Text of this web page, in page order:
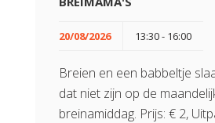
20/08/2026 13:30 - 16:00
Breien en een babbeltje
dat niet zijn op de
breinamiddag. Prijs: € 2,